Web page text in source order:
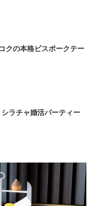
クの本格ビスポークテー
シラチャ婚活パーティー